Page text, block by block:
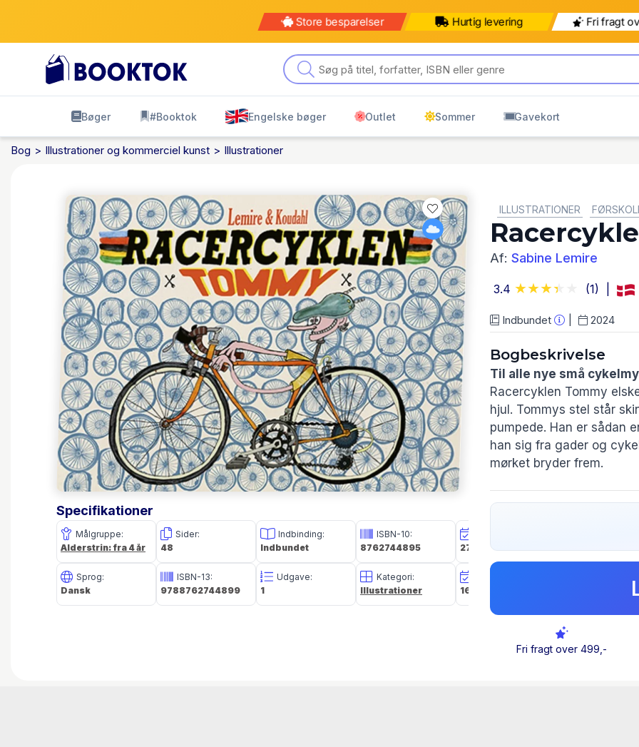
Store besparelser Hurtig levering Fri fragt
Bøger #Booktok Engelske bøger Outlet Sommer Gavekort
Bog Illustrationer og kommerciel kunst Illustrationer
Specifikationer
Målgruppe:
Alderstrin: fra 4 år
Sprog:
Dansk
Sider:
48
ISBN-13:
9788762744899
Indbinding:
Indbundet
Udgave:
1
ISBN-10:
8762744895
Kategori:
Illustrationer
27 aug 2024
16 jul 2025
ILLUSTRATIONER
Af: Sabine Lemire
3.4 (1)
Indbundet 2024
Bogbeskrivelse
Til alle nye små
Racercyklen Tommy
hjul. Tommys stel står
pumpede. Han er sådan
han sig fra gader og
mørket bryder frem.
En dag kommer han til
selvfølgelig ikke så
Stor og flot billedbog
knirkende pedaler og
En herlig hilsen til
læses inden den første
Fri fragt over 499,-